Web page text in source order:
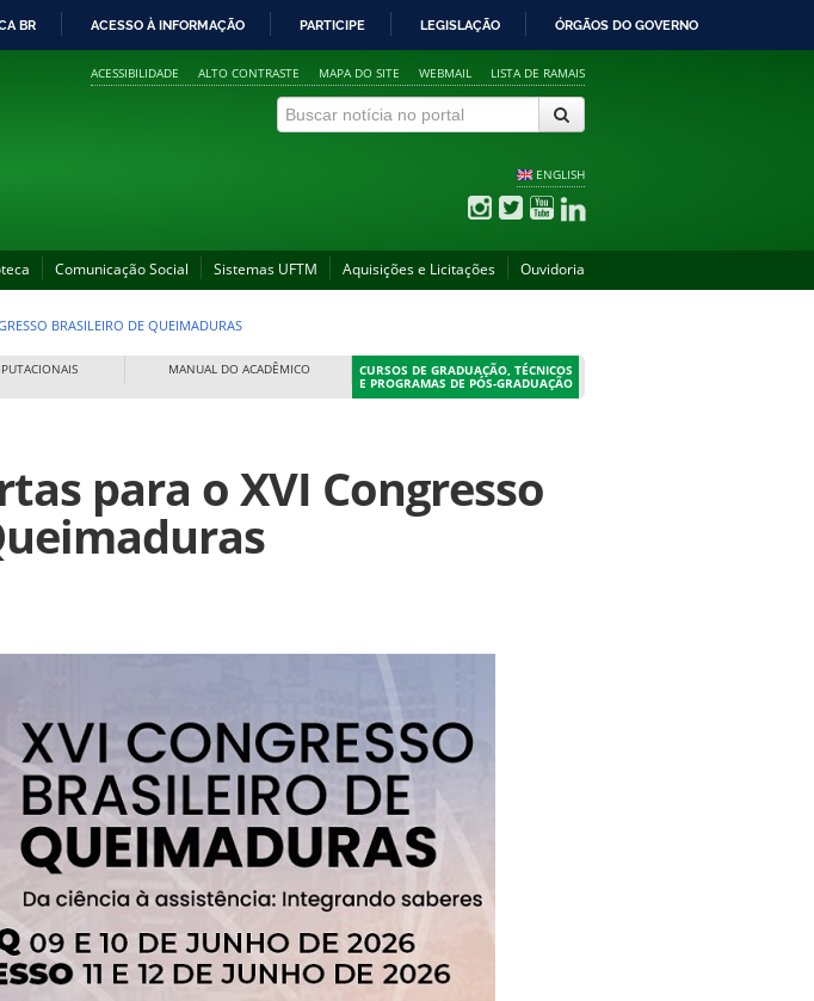
BR ACESSO À INFORMAÇÃO PARTICIPE LEGISLAÇÃO ÓRGÃOS DO GOVERNO
ACESSIBILIDADE ALTO CONTRASTE MAPA DO SITE WEBMAIL LISTA DE RAMAIS
ENGLISH
Comunicação Social Sistemas UFTM Aquisições e Licitações Ouvidoria
BRASILEIRO DE QUEIMADURAS
MANUAL DO ACADÊMICO
CURSOS DE GRADUAÇÃO, TÉCNICOS
E PROGRAMAS DE PÓS-GRADUAÇÃO
para o XVI Congresso